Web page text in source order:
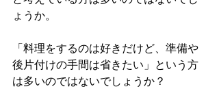
ょうか。
「料理をするのは好きだけど、準備や
後片付けの手間は省きたい」という方
は多いのではないでしょうか？